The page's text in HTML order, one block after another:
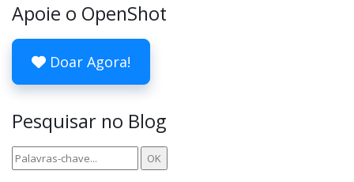
Apoie o OpenShot
Doar Agora!
Pesquisar no Blog